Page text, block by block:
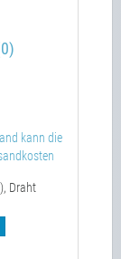
kann die
Draht